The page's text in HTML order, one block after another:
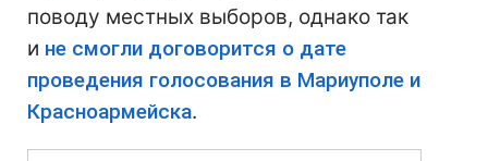
поводу местных выборов, однако так
и не смогли договорится о дате
проведения голосования в Мариуполе и
Красноармейска.